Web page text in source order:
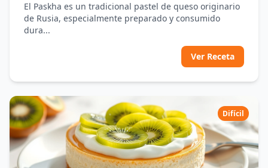
El Paskha es un tradicional pastel de queso originario
de Rusia, especialmente preparado y consumido
dura...
Ver Receta
Difícil